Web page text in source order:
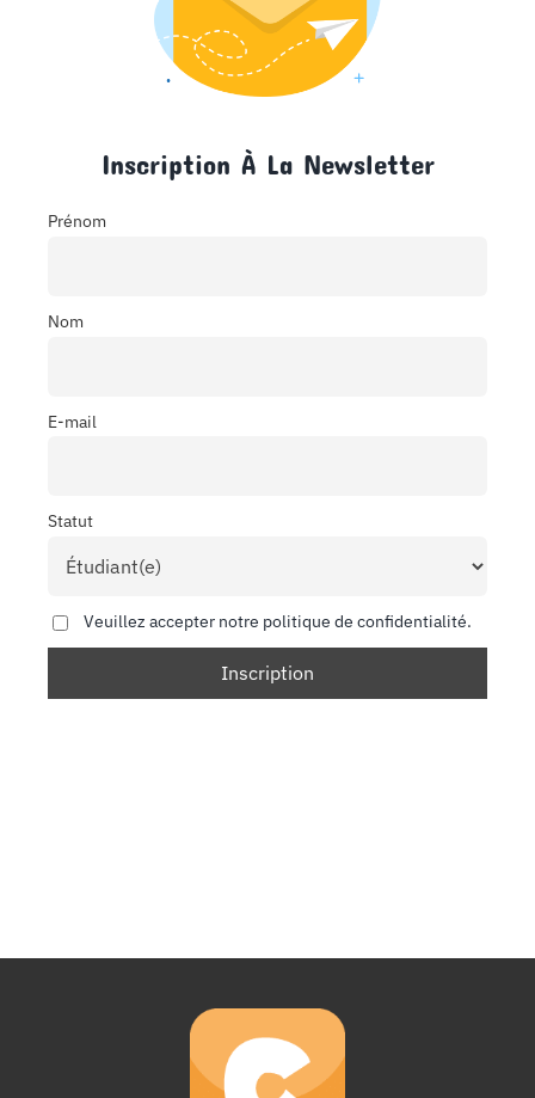
Inscription À La Newsletter
Prénom
Nom
E-mail
Statut
Veuillez accepter notre politique de confidentialité.